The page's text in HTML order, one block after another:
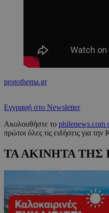
protothema.gr
Εγγραφή στο Newsletter
Ακολουθήστε το philenews.com
πρώτοι όλες τις ειδήσεις για
ΤΑ ΑΚΙΝΗΤΑ